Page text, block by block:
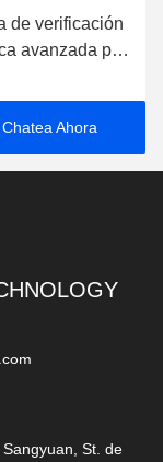
de verificación
avanzada para
y precisa
Chatea Ahora
St. de